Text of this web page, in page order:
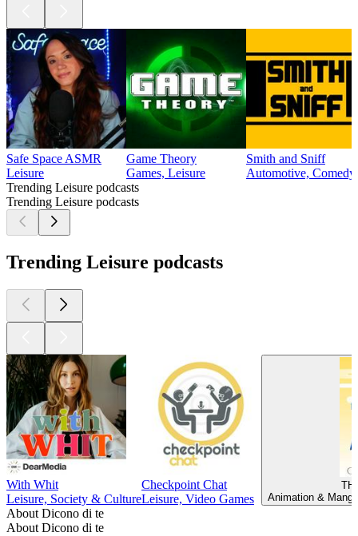
Safe Space ASMR
Leisure
Game Theory
Games, Leisure
Smith and Sniff
Automotive,
Trending Leisure podcasts
Trending Leisure podcasts
Trending Leisure podcasts
With Whit
Leisure, Society & Culture
Checkpoint Chat
Leisure, Video Games
Animation &
About Dicono di te
About Dicono di te